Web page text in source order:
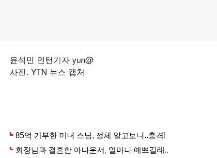
윤석민 인턴기자 yun@
사진. YTN 뉴스 캡처